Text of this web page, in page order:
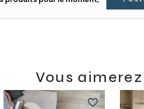
Vous
favorite_border